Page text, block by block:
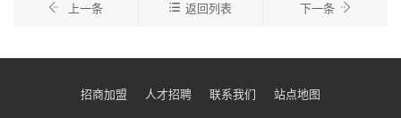
上一条 返回列表 下一条
招商加盟 人才招聘 联系我们 站点地图